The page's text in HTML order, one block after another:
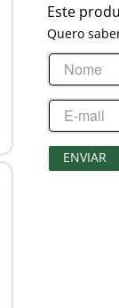
Este
Quero
ENVIAR